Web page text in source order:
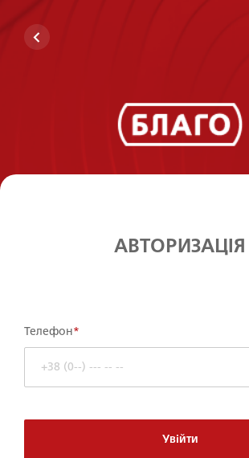
АВТОРИЗАЦІЯ
Телефон*
Увійти